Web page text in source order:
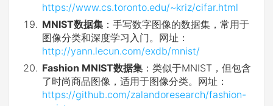
https://www.cs.toronto.edu/~kriz/cifar.html
MNIST数据集 ：手写数字图像的数据集，常用于
图像分类和深度学习入门。网址：
http://yann.lecun.com/exdb/mnist/
Fashion MNIST数据集 ：类似于MNIST，但包含
了时尚商品图像，适用于图像分类。网址：
https://github.com/zalandoresearch/fashion-